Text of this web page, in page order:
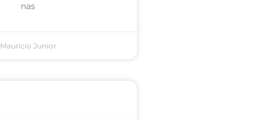
nas
Mauricio Junior